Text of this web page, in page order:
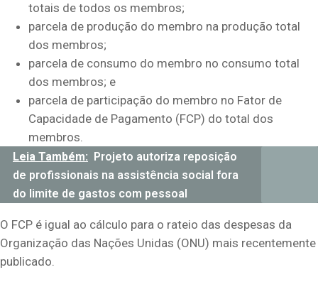
totais de todos os membros;
parcela de produção do membro na produção total
dos membros;
parcela de consumo do membro no consumo total
dos membros; e
parcela de participação do membro no Fator de
Capacidade de Pagamento (FCP) do total dos
membros.
Leia Também:
Projeto autoriza reposição
de profissionais na assistência social fora
do limite de gastos com pessoal
O FCP é igual ao cálculo para o rateio das despesas da
Organização das Nações Unidas (ONU) mais recentemente
publicado.